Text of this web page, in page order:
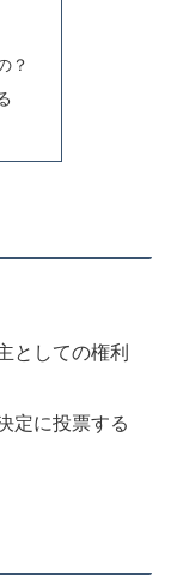
？
としての権利
定に投票する